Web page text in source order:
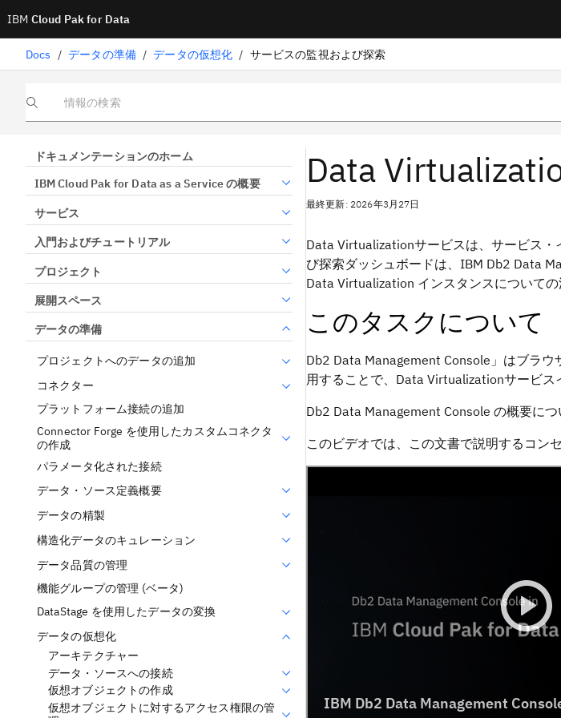
IBM Cloud Pak for Data
Docs / データの準備 / データの仮想化 / サービスの監視および探索
情報の検索
ドキュメンテーションのホーム
IBM Cloud Pak for Data as a Service の概要
サービス
入門およびチュートリアル
プロジェクト
展開スペース
データの準備
プロジェクトへのデータの追加
コネクター
プラットフォーム接続の追加
Connector Forge を使用したカスタムコネクタ
の作成
パラメータ化された接続
データ・ソース定義概要
データの精製
構造化データのキュレーション
データ品質の管理
機能グループの管理 (ベータ)
DataStage を使用したデータの変換
データの仮想化
アーキテクチャー
データ・ソースへの接続
仮想オブジェクトの作成
仮想オブジェクトに対するアクセス権限の管
Data
最終更新: 2026年3月27日
Data Virtualizationサービスは、サービス・
び探索ダッシュボードは、 IBM Db2 Data
Data Virtualization インスタンスについて
このタスクについて
Db2 Data Management Console 」はブラ
用することで、 Data Virtualizationサービス
Db2 Data Management Console の概要につ
このビデオでは、この文書で説明するコン